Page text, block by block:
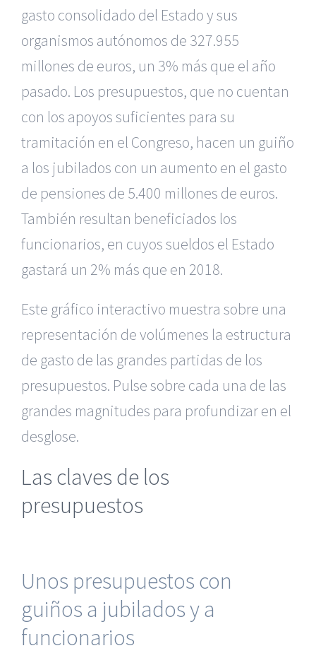
gasto consolidado del Estado y sus
organismos autónomos de 327.955
millones de euros, un 3% más que el año
pasado. Los presupuestos, que no cuentan
con los apoyos suficientes para su
tramitación en el Congreso, hacen un guiño
a los jubilados con un aumento en el gasto
de pensiones de 5.400 millones de euros.
También resultan beneficiados los
funcionarios, en cuyos sueldos el Estado
gastará un 2% más que en 2018.
Este gráfico interactivo muestra sobre una
representación de volúmenes la estructura
de gasto de las grandes partidas de los
presupuestos. Pulse sobre cada una de las
grandes magnitudes para profundizar en el
desglose.
Las claves de los
presupuestos
Unos presupuestos con
guiños a jubilados y a
funcionarios